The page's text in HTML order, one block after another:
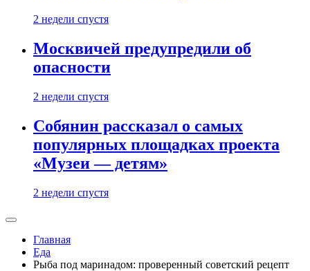
2 недели спустя
Москвичей предупредили об
опасности
2 недели спустя
Собянин рассказал о самых
популярных площадках проекта
«Музеи — детям»
2 недели спустя
Главная
Еда
Рыба под маринадом: проверенный советский рецепт